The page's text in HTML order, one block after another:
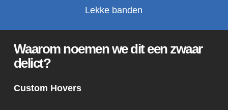
Lekke banden
Waarom noemen we dit een zwaar
delict?
Custom Hovers